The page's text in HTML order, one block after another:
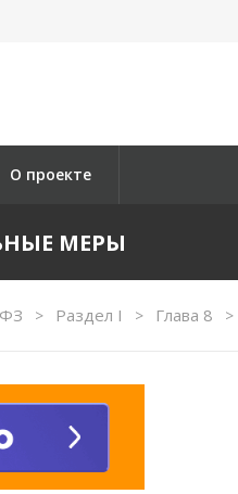
О проекте
МЕРЫ
> Раздел I > Глава 8 >